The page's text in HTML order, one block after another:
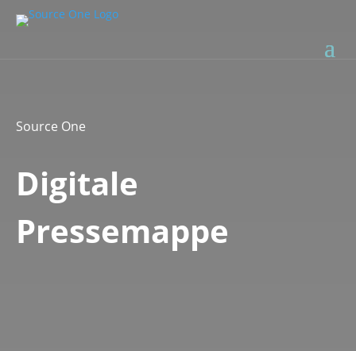
Source One
Digitale
Pressemappe